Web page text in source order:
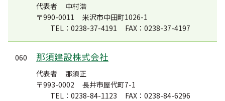
代表者
中村浩
〒990-0011
米沢市中田町1026-1
TEL：0238-37-4191
FAX：0238-37-4197
060 那須建設株式会社
代表者
那須正
〒993-0002
長井市屋代町7-1
TEL：0238-84-1123
FAX：0238-84-6296